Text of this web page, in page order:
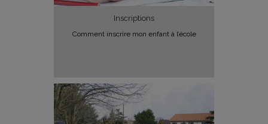
Inscriptions
Comment inscrire mon enfant à l’école